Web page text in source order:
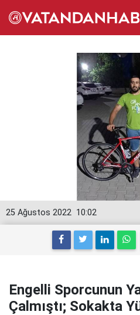
10:02
25 Ağustos 2022
Engelli Sporcunun
Çalmıştı; Sokakta